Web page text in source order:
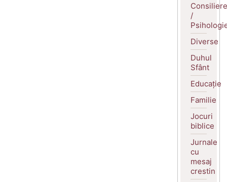
Consiliere
/
Diverse
Duhul
Sfânt
Educație
Familie
Jocuri
biblice
Jurnale
cu
mesaj
crestin